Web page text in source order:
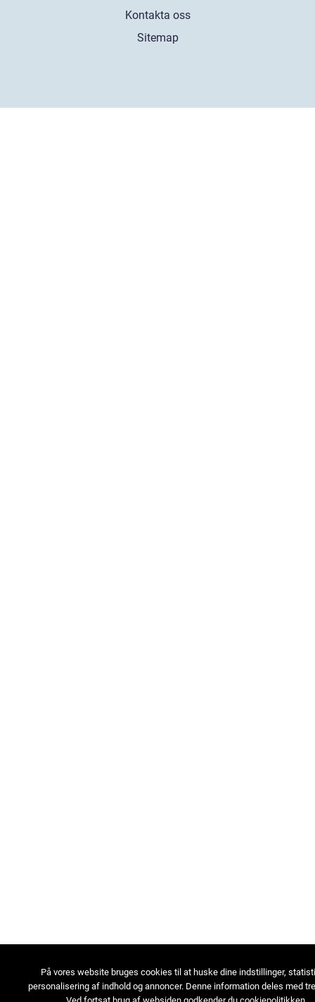
Kontakta oss
Sitemap
På vores website bruges cookies til at huske dine indstillinger,
personalisering af indhold og annoncer. Denne information deles med